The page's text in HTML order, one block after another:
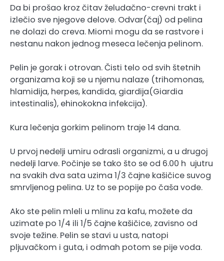
Da bi prošao kroz čitav želudačno-crevni trakt i
izlečio sve njegove delove. Odvar(čaj) od pelina
ne dolazi do creva. Miomi mogu da se rastvore i
nestanu nakon jednog meseca lečenja pelinom.
Pelin je gorak i otrovan. Čisti telo od svih štetnih
organizama koji se u njemu nalaze (trihomonas,
hlamidija, herpes, kandida, giardija(Giardia
intestinalis), ehinokokna infekcija).
Kura lečenja gorkim pelinom traje 14 dana.
U prvoj nedelji umiru odrasli organizmi, a u drugoj
nedelji larve. Počinje se tako što se od 6.00 h ujutru
na svakih dva sata uzima 1/3 čajne kašičice suvog
smrvljenog pelina. Uz to se popije po čaša vode.
Ako ste pelin mleli u mlinu za kafu, možete da
uzimate po 1/4 ili 1/5 čajne kašičice, zavisno od
svoje težine. Pelin se stavi u usta, natopi
pljuvačkom i guta, i odmah potom se pije voda.